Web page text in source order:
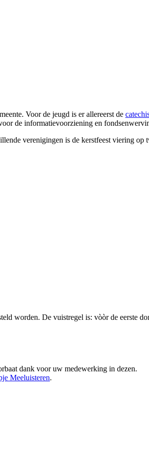
Voor de jeugd is er allereerst de
de informatievoorziening en
verenigingen is de kerstfeest viering op
worden. De vuistregel is: vòòr de eerste
dank voor uw medewerking in dezen.
Meeluisteren.